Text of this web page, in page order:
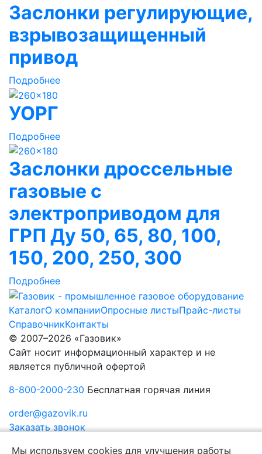
Заслонки регулирующие,
взрывозащищенный
привод
Подробнее
УОРГ
Подробнее
Заслонки дроссельные
газовые с
электроприводом для
ГРП Ду 50, 65, 80, 100,
150, 200, 250, 300
Подробнее
КаталогО компанииОпросные листыПрайс-листы
СправочникКонтакты
© 2007–2026 «Газовик»
Сайт носит информационный характер и не
является публичной офертой
8-800-2000-230 Бесплатная горячая линия
order@gazovik.ru
Заказать звонок
Мы используем cookies для улучшения работы